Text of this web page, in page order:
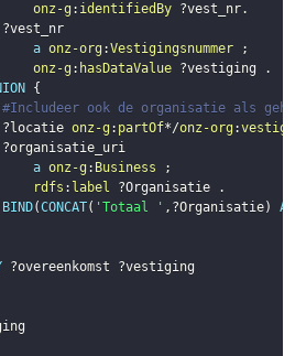
onz-g : identifiedBy ?vest_nr.
?vest_nr
a onz-org :Vestigingsnummer
;
onz-g : hasDataValue ?vestiging
.
{
#Includeer ook de organisatie als
?locatie onz-g : partOf*/onz-org :
?organisatie_uri
a onz-g : Business
;
rdfs : label ?Organisatie
.
BIND(CONCAT( 'Totaal ' , ?Organisatie) AS
?overeenkomst
?vestiging